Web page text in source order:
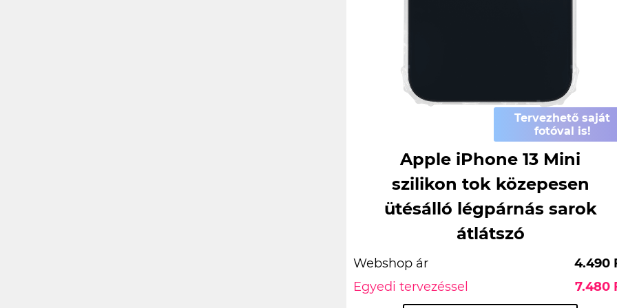
Tervezhető saját
fotóval is!
Apple iPhone 13 Mini
szilikon tok közepesen
ütésálló légpárnás sarok
átlátszó
Webshop ár
4.490
Egyedi tervezéssel
7.480